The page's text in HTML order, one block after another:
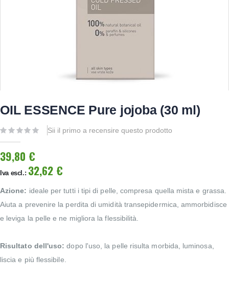
OIL ESSENCE Pure jojoba (30 ml)
Sii il primo a recensire questo prodotto
39,80 €
32,62 €
Azione: ideale per tutti i tipi di pelle, compresa quella mista e grassa.
Aiuta a prevenire la perdita di umidità transepidermica, ammorbidisce
e leviga la pelle e ne migliora la flessibilità.
Risultato dell'uso: dopo l'uso, la pelle risulta morbida, luminosa,
liscia e più flessibile.